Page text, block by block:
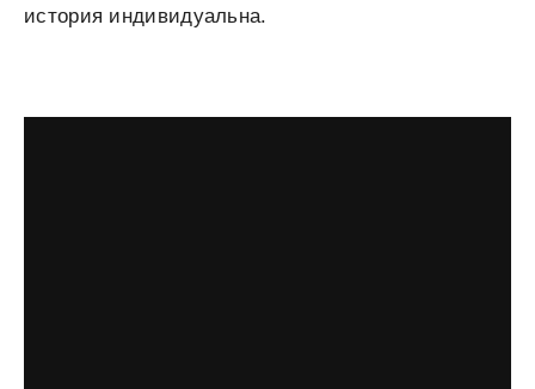
история индивидуальна.